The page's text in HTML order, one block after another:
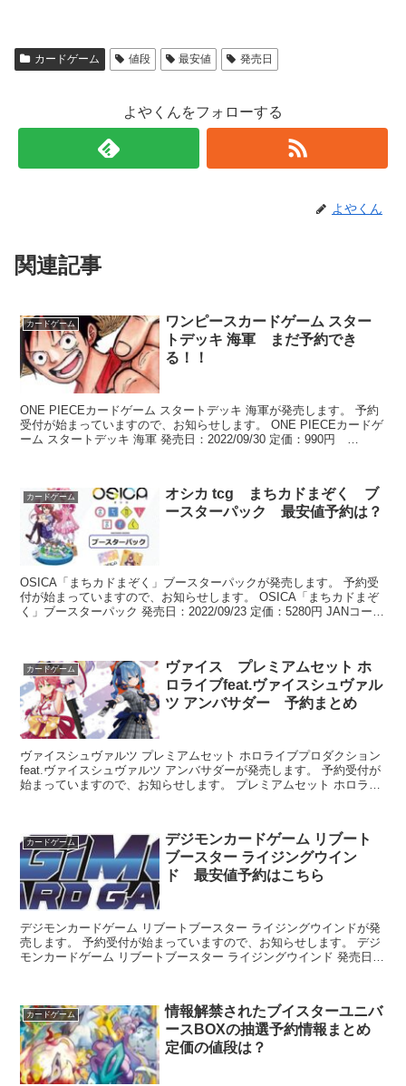
カードゲーム 値段 最安値 発売日
よやくんをフォローする
よやくん
関連記事
カードゲーム
ワンピースカードゲーム スター
トデッキ 海軍 まだ予約でき
る！！
ONE PIECEカードゲーム スタートデッキ 海軍が発売します。 予約
受付が始まっていますので、お知らせします。 ONE PIECEカードゲ
ーム スタートデッキ 海軍 発売日：2022/09/30 定価：990円
カードゲーム
オシカ tcg まちカドまぞく ブ
ースターパック 最安値予約は？
OSICA「まちカドまぞく」ブースターパックが発売します。 予約受
付が始まっていますので、お知らせします。 OSICA「まちカドまぞ
く」ブースターパック 発売日：2022/09/23 定価：5280円 JANコー
カードゲーム
ヴァイス プレミアムセット ホ
ロライブfeat.ヴァイスシュヴァル
ツ アンバサダー 予約まとめ
ヴァイスシュヴァルツ プレミアムセット ホロライブプロダクション
feat.ヴァイスシュヴァルツ アンバサダーが発売します。 予約受付が
始まっていますので、お知らせします。 プレミアムセット ホロライ
カードゲーム
デジモンカードゲーム リブート
ブースター ライジングウイン
ド 最安値予約はこちら
デジモンカードゲーム リブートブースター ライジングウインドが発
売します。 予約受付が始まっていますので、お知らせします。 デジ
モンカードゲーム リブートブースター ライジングウインド 発売日：
カードゲーム
情報解禁されたブイスターユニバ
ースBOXの抽選予約情報まとめ
定価の値段は？